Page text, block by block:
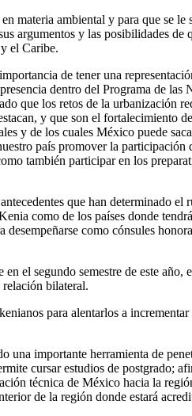
ambiental y para que se
argumentos y las posibilidades
el Caribe.
de tener una
dentro del Programa de
que los retos de la urbanización
y que son el
y de los cuales México puede
país promover la
también participar en los
que han determinado
como de los países donde
como cónsules
el segundo semestre de este
relación bilateral.
para alentarlos a
importante herramienta de
cursar estudios de postgrado;
técnica de México hacia la
de la región donde estará